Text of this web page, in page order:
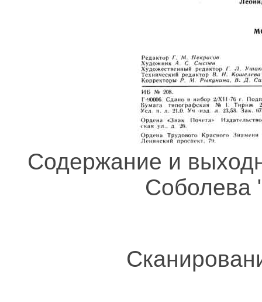
Содержание и
Соболева